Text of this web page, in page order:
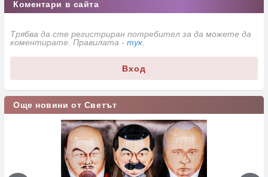
Коментари в сайта
Трябва да сте регистриран потребител за да можете да
коментирате. Правилата - тук
Вход
Още новини от Светът